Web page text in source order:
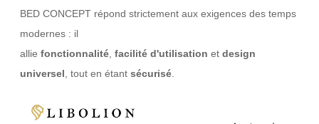
BED CONCEPT répond strictement aux exigences des temps
modernes : il
allie fonctionnalité facilité d'utilisation et design
universel , tout en étant sécurisé